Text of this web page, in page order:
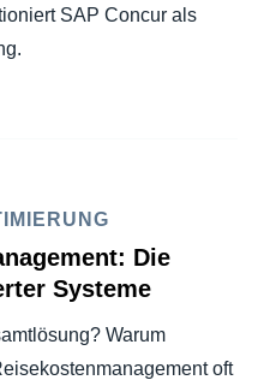
SAP Concur als
Die
Systeme
Warum
oft